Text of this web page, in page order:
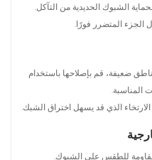
الشبوك الحديدية من التآكل.
الجزء المتضرر فورًا.
ضعيفة، قم بإصلاحها باستخدام
المناسبة.
الذي قد يسهل اختراق الشبك.
للطقس على الشبوك.